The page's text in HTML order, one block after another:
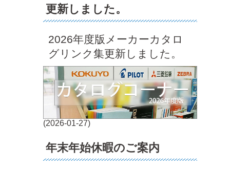
更新しました。
2026年度版メーカーカタロ
グリンク集更新しました。
(2026-01-27)
年末年始休暇のご案内